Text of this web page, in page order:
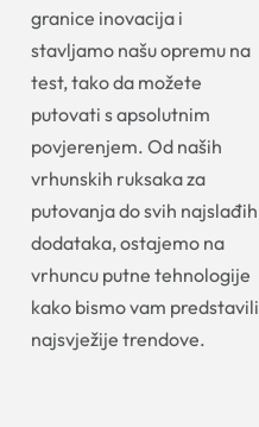
granice inovacija i
stavljamo našu opremu na
test, tako da možete
putovati s apsolutnim
povjerenjem. Od naših
vrhunskih ruksaka za
putovanja do svih najslađih
dodataka, ostajemo na
vrhuncu putne tehnologije
kako bismo vam predstavili
najsvježije trendove.